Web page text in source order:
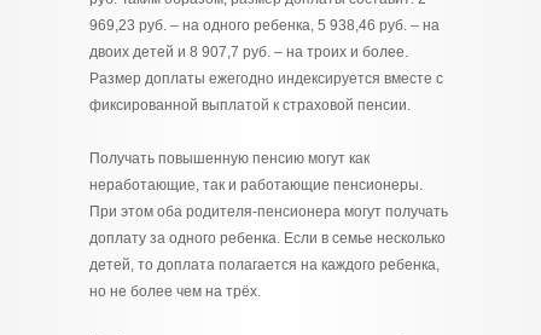
969,23 руб. – на одного ребенка, 5 938,46 руб. – на
двоих детей и 8 907,7 руб. – на троих и более.
Размер доплаты ежегодно индексируется вместе с
фиксированной выплатой к страховой пенсии.
Получать повышенную пенсию могут как
неработающие, так и работающие пенсионеры.
При этом оба родителя-пенсионера могут получать
доплату за одного ребенка. Если в семье несколько
детей, то доплата полагается на каждого ребенка,
но не более чем на трёх.